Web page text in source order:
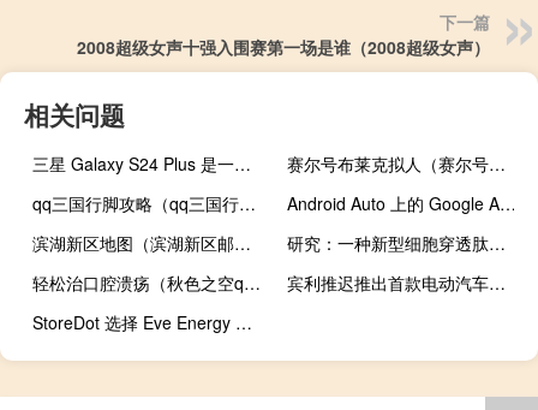
下一篇
2008超级女声十强入围赛第一场是谁（2008超级女声）
相关问题
三星 Galaxy S24 Plus 是一款品质非常高的高端手机
赛尔号布莱克拟人（赛尔号布尔德）
qq三国行脚攻略（qq三国行馆有什么用）
Android Auto 上的 Google Assistant 对语音回复进行了时尚的重新设计
滨湖新区地图（滨湖新区邮编）
研究：一种新型细胞穿透肽对缺血性中风具有治疗作用
轻松治口腔溃疡（秋色之空qvod）
宾利推迟推出首款电动汽车并推迟电气化日期
StoreDot 选择 Eve Energy 制造其极快充电电池